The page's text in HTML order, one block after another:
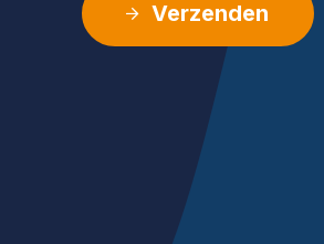
Verzenden